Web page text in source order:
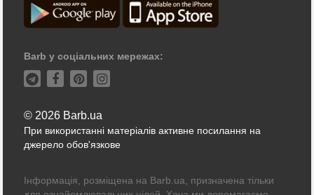
Barb у соціальних мережах:
© 2026 Barb.ua
При використанні матеріалів активне посилання на
джерело обов'язкове
Інформація, розміщена на Barb.ua, призначена тільки